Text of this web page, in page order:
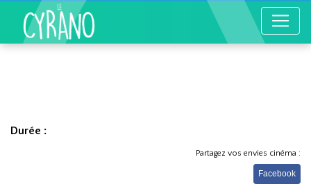
Durée :
Partagez vos envies cinéma :
Facebook